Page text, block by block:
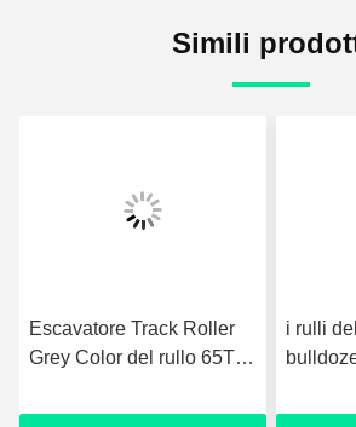
Simili
Escavatore Track Roller
Grey Color del rullo 65T
dell'OEM
i rulli
Rollers